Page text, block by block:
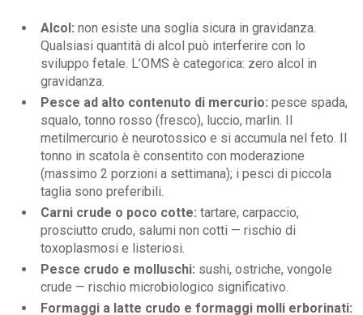
Alcol: non esiste una soglia sicura in gravidanza.
Qualsiasi quantità di alcol può interferire con lo
sviluppo fetale. L’OMS è categorica: zero alcol in
gravidanza.
Pesce ad alto contenuto di mercurio: pesce spada,
squalo, tonno rosso (fresco), luccio, marlin. Il
metilmercurio è neurotossico e si accumula nel feto. Il
tonno in scatola è consentito con moderazione
(massimo 2 porzioni a settimana); i pesci di piccola
taglia sono preferibili.
Carni crude o poco cotte: tartare, carpaccio,
prosciutto crudo, salumi non cotti — rischio di
toxoplasmosi e listeriosi.
Pesce crudo e molluschi: sushi, ostriche, vongole
crude — rischio microbiologico significativo.
Formaggi a latte crudo e formaggi molli erborinati: